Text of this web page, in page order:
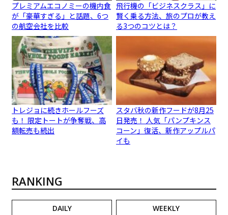
プレミアムエコノミーの機内食
が「豪華すぎる」と話題、6つ
の航空会社を比較
飛行機の「ビジネスクラス」に
賢く乗る方法、旅のプロが教え
る3つのコツとは？
トレジョに続きホールフーズ
も！ 限定トートが争奪戦、高
額転売も続出
スタバ秋の新作フードが8月25
日発売！ 人気「パンプキンス
コーン」復活、新作アップルパ
イも
RANKING
DAILY WEEKLY